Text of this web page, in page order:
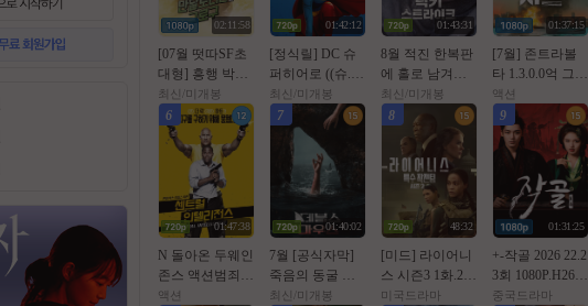
02:11:58
[07월 떳따SF초
대형] 흥행 박스1
위 [초대형SF대
작영화] [스워즈]
1080공식자막
최신/미개봉
01:42:12
[정식릴] DC 슈
퍼히어로 ((슈.
퍼.걸)) 1080p 5.1
공식자막
최신/미개봉
01:43:31
8월 적진 한복판
에 홀로 남겨진
미군 병사 [ 럭키
스트라Ol크 ] 108
0p 5.1 완벽자막
최신/미개봉
01:37:15
[7월] 존트라볼
타 1.3.0.0억 그림
을 훔쳐라 [ 젠틀
맨 시프 ]완벽자
막
액션
6
01:47:38
N 돌아온 두웨인
존스 액션범죄 [
쎈투럴 잉텔ㄹ1
액션
7
01:40:02
7월 [공식자막]
죽음의 동굴 목
숨 건 생존[ 데블
최신/미개봉
8
48:32
[미드] 라이어니
스 시즌3 1화.202
6.1080p.한글자
미국드라마
9
01:31:25
+-작골 2026 22.2
3회 1080P.H264.
AAC [iQIYI정식
중국드라마